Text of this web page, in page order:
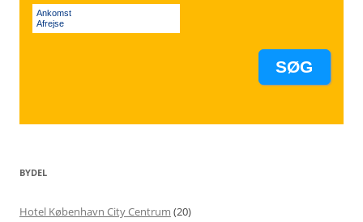
Ankomst
Afrejse
BYDEL
Hotel København City Centrum (20)